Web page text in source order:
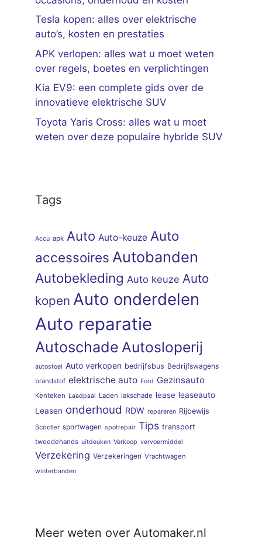
Tesla kopen: alles over elektrische
auto’s, kosten en prestaties
APK verlopen: alles wat u moet weten
over regels, boetes en verplichtingen
Kia EV9: een complete gids over de
innovatieve elektrische SUV
Toyota Yaris Cross: alles wat u moet
weten over deze populaire hybride SUV
Tags
Accu apk Auto Auto-keuze Auto
accessoires Autobanden
Autobekleding Auto keuze Auto
kopen Auto onderdelen
Auto reparatie
Autoschade Autosloperij
autostoel Auto verkopen bedrijfsbus Bedrijfswagens
brandstof elektrische auto Ford Gezinsauto
Kenteken Laadpaal Laden lakschade lease leaseauto
Leasen onderhoud RDW repareren Rijbewijs
Scooter sportwagen spotrepair Tips transport
tweedehands uitdeuken Verkoop vervoermiddel
Verzekering Verzekeringen Vrachtwagen
winterbanden
Meer weten over Automaker.nl